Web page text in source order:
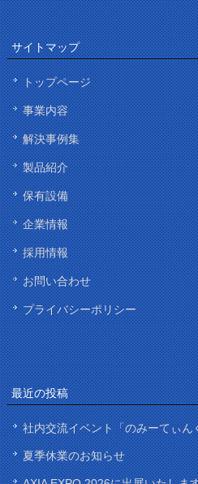
サイトマップ
トップページ
事業内容
解決事例集
製品紹介
保有設備
企業情報
採用情報
お問い合わせ
プライバシーポリシー
最近の投稿
社内交流イベント「のみーてぃ
夏季休業のお知らせ